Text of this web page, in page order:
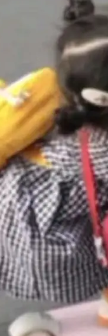
。
大会
，以
新范
业落地
生产力
XAge
对CI
效率
对的新
两项：
PoC走
用...
Fedos
西不新
类型
不是类
式。 文
色主题
——bool
式、浅
的组
要知道
验、或
，两个
O
一
都在
Twitte
他所
不一
前的
Cloudf
的平台
年秘密
开源项
。 设
兼容
调——
自带一
数据
消除
当 cel
成本暴
度明显
格除开
机器，
No
，一
的版